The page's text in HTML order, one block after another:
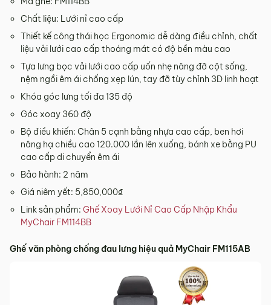
Chất liệu: Lưới nỉ cao cấp
Thiết kế công thái học Ergonomic dễ dàng điều chỉnh, chất
liệu vải lưới cao cấp thoáng mát có độ bền màu cao
Tựa lưng bọc vải lưới cao cấp uốn nhẹ nâng đỡ cột sống,
nệm ngồi êm ái chống xẹp lún, tay đỡ tùy chỉnh 3D linh hoạt
Khóa góc lưng tối đa 135 độ
Góc xoay 360 độ
Bộ điều khiến: Chân 5 cạnh bằng nhựa cao cấp, ben hơi
nâng hạ chiều cao 120.000 lần lên xuống, bánh xe bằng PU
cao cấp di chuyển êm ái
Bảo hành: 2 năm
Giá niêm yết: 5,850,000₫
Link sản phẩm: Ghế Xoay Lưới Nỉ Cao Cấp Nhập Khẩu
MyChair FM114BB
Ghế văn phòng chống đau lưng hiệu quả MyChair FM115AB